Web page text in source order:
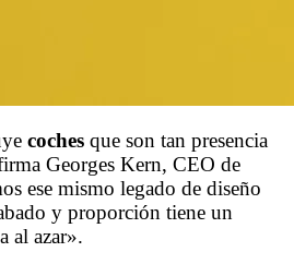
coches que son tan presencia
Georges Kern, CEO de
ese mismo legado de diseño
y proporción tiene un
al azar».